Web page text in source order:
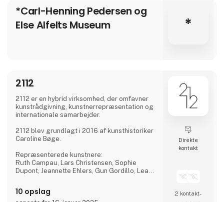
*Carl-Henning Pedersen og
Else Alfelts Museum
*
2112
2112 er en hybrid virksomhed, der omfavner
kunstrådgivning, kunstnerrepræsentation og
internationale samarbejder.
2112 blev grundlagt i 2016 af kunsthistoriker
Caroline Bøge.
Repræsenterede kunstnere:
Ruth Campau, Lars Christensen, Sophie
Dupont, Jeannette Ehlers, Gun Gordillo, Lea
Zaccagnini.
10 opslag
Direkte
kontakt
2 kontakt­